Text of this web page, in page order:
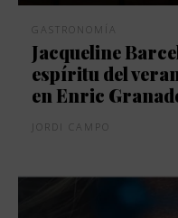
GASTRONOMÍA
Jacqueline
espíritu del
en Enric
JORDI CAMPO